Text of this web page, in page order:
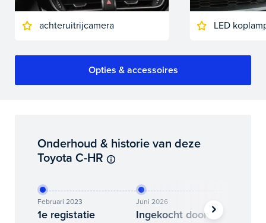
achteruitrijcamera LED
Opties & accessoires
Onderhoud & historie van deze
Toyota C-HR
Februari 2023
1e registatie
Juni 2026
Ingekocht door